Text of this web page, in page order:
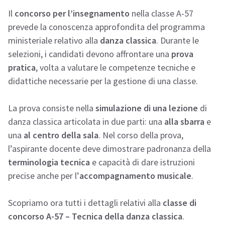
Il concorso per l’insegnamento nella classe A-57
prevede la conoscenza approfondita del programma
ministeriale relativo alla danza classica. Durante le
selezioni, i candidati devono affrontare una prova
pratica, volta a valutare le competenze tecniche e
didattiche necessarie per la gestione di una classe.
La prova consiste nella simulazione di una lezione di
danza classica articolata in due parti: una alla sbarra e
una al centro della sala. Nel corso della prova,
l’aspirante docente deve dimostrare padronanza della
terminologia tecnica e capacità di dare istruzioni
precise anche per l’accompagnamento musicale.
Scopriamo ora tutti i dettagli relativi alla classe di
concorso A-57 – Tecnica della danza classica.